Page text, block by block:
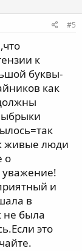
#5
к
буквы-
как
живые люди
о
уважение!
и
в
не была
это